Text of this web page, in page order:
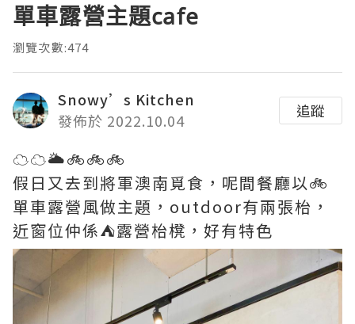
單車露營主題cafe
瀏覽次數:474
Snowy’s Kitchen
發佈於 2022.10.04
追蹤
☁️☁️🌥🚲🚲🚲
假日又去到將軍澳南覓食，呢間餐廳以🚲
單車露營風做主題，outdoor有兩張枱，
近窗位仲係⛺️露營枱櫈，好有特色